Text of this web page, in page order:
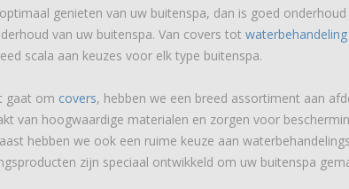
genieten van uw buitenspa, dan is goed
van uw buitenspa. Van covers tot waterbehandeling
scala aan keuzes voor elk type buitenspa.
gaat om covers, hebben we een breed assortiment aan
van hoogwaardige materialen en zorgen voor
hebben we ook een ruime keuze aan
zijn speciaal ontwikkeld om uw buitenspa